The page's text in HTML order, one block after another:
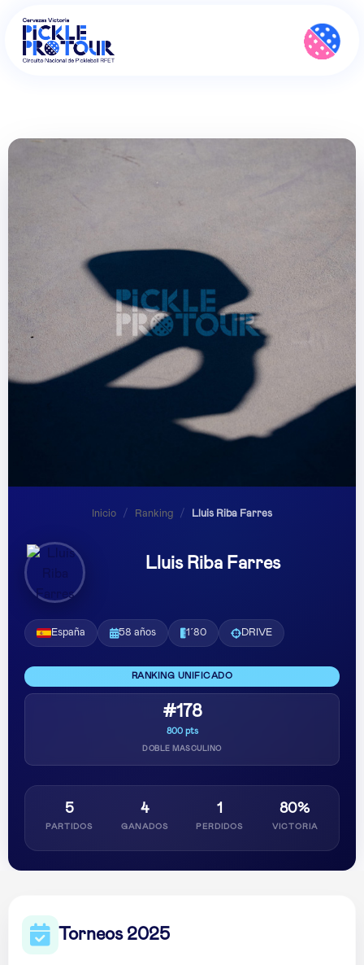
Inicio / Ranking / Lluis Riba Farres
Lluis Riba Farres
España 58 años 1´80 DRIVE
RANKING UNIFICADO
#178
800 pts
DOBLE MASCULINO
5
PARTIDOS
4
GANADOS
1
PERDIDOS
80%
VICTORIA
Torneos 2025